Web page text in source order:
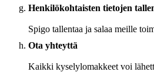
Henkilökohtaisten tietojen
Spigo tallentaa ja salaa meille
Ota yhteyttä
Kaikki kyselylomakkeet voi